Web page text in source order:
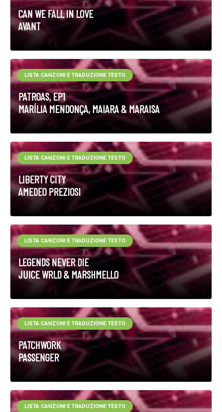
CAN WE FALL IN LOVE
AVANT
PATROAS, EP1
MARÍLIA MENDONÇA, MAIARA & MARAISA
LISTA CANZONI E TRADUZIONE TESTO
LIBERTY CITY
AMEDEO PREZIOSI
LISTA CANZONI E TRADUZIONE TESTO
LEGENDS NEVER DIE
JUICE WRLD & MARSHMELLO
LISTA CANZONI E TRADUZIONE TESTO
PATCHWORK
PASSENGER
LISTA CANZONI E TRADUZIONE TESTO
LISTA CANZONI E TRADUZIONE TESTO